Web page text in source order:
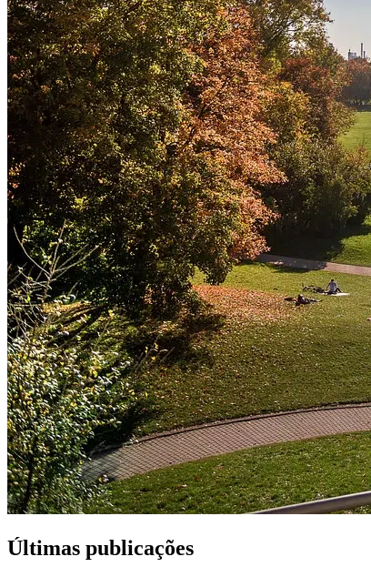
Últimas publicações